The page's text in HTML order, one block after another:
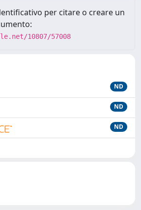
per citare o creare un
10807/57008
ND
ND
ND